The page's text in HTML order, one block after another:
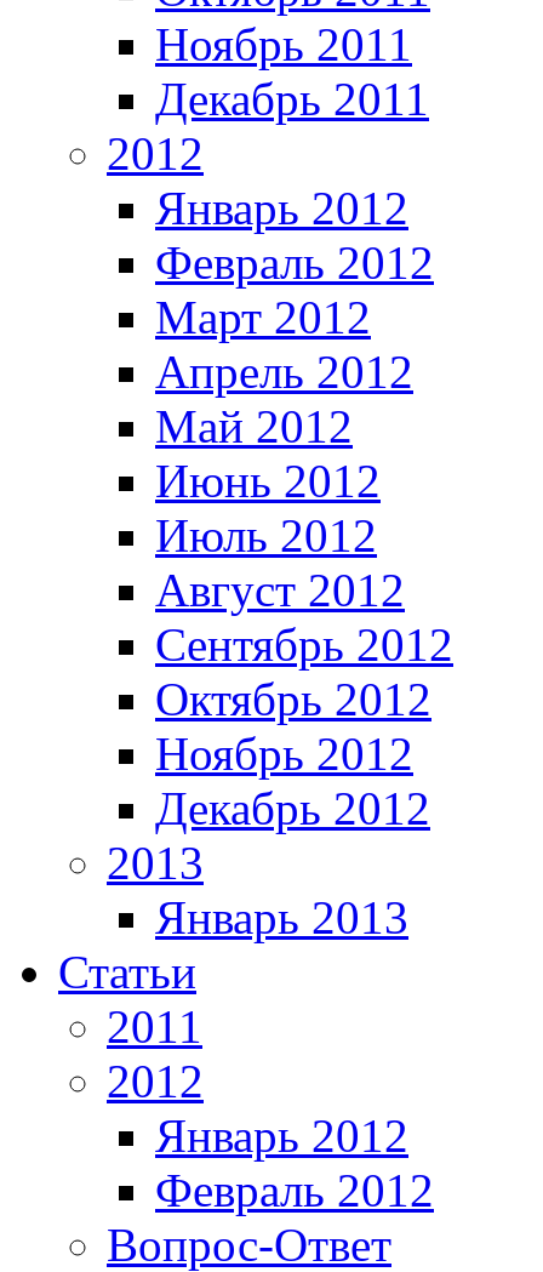
Ноябрь 2011
Декабрь 2011
2012
Январь 2012
Февраль 2012
Март 2012
Апрель 2012
Май 2012
Июнь 2012
Июль 2012
Август 2012
Сентябрь 2012
Октябрь 2012
Ноябрь 2012
Декабрь 2012
2013
Январь 2013
Статьи
2011
2012
Январь 2012
Февраль 2012
Вопрос-Ответ